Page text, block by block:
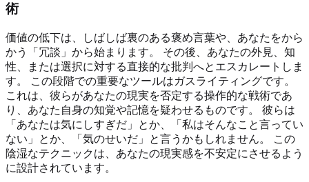
術
価値の低下は、しばしば裏のある褒め言葉や、あなたをから
かう「冗談」から始まります。 その後、あなたの外見、知
性、または選択に対する直接的な批判へとエスカレートしま
す。 この段階での重要なツールはガスライティングです。
これは、彼らがあなたの現実を否定する操作的な戦術であ
り、あなた自身の知覚や記憶を疑わせるものです。 彼らは
「あなたは気にしすぎだ」とか、「私はそんなこと言ってい
ない」とか、「気のせいだ」と言うかもしれません。 この
陰湿なテクニックは、あなたの現実感を不安定にさせるよう
に設計されています。